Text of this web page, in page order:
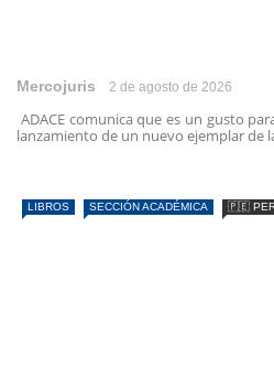
Mercojuris 2 de agosto de 2026
ADACE comunica que es un gusto
lanzamiento de un nuevo ejemplar de
LIBROS SECCIÓN ACADÉMICA 🇵🇪